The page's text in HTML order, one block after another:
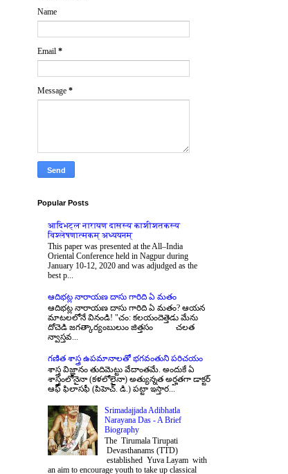
Name
Email *
Message *
Popular Posts
आदिभट्ल नारायण दासस्य काशीशतकस्य
विश्लेषणात्मकम् अध्ययनम्
This paper was presented at the All–India
Oriental Conference held in Nagpur during
January 10-12, 2020 and was adjudged as the
best p...
ఆదిభట్ల నారాయణ దాసు గారిది ఏ మతం
ఆదిభట్ల నారాయణ దాసు గారిది ఏ మతం? ఆయన
మాటలలోనే వినండి! "చం: కలయందెత్తెడు మేను
దోచెడి జగత్కార్యంబులుం జిత్తసం చలత
న్వాస్తవ...
గణిత శాస్త్ర ఉపమానాలతో భగవంతుని పరిచయం
శాస్త్ర విజ్ఞానం తుదిమెట్టు వేదాంతమే. అందుకే ఏ
శాస్త్రంలోనైనా (కళలోలైనా) అత్యున్నత అర్హతగా డాక్టర్
ఆఫ్ ఫిలాసఫీ (పిహెచ్. డి.) పట్టా ఇస్తార...
Srimadajjada Adibhatla
Narayana Das - A Brief
Biography
The Tirumala Tirupati
Devasthanams (TTD)
established Yuva Layam with
an aim to encourage youth to take up classical